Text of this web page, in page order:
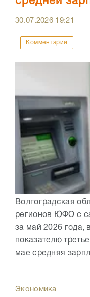
30.07.2026 19:21
Комментарии
Волгоградская
регионов ЮФО с
за май 2026 года,
показателю
мае средняя
Экономика